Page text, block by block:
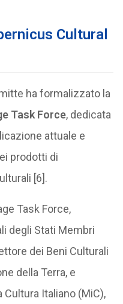
Cultural
ha formalizzato la
Task Force, dedicata
attuale e
prodotti di
[6].
Task Force,
degli Stati Membri
dei Beni Culturali
della Terra, e
Italiano (MiC),